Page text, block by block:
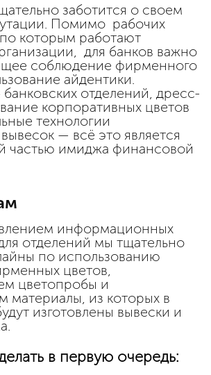
заботится о своем
Помимо рабочих
которым работают
для банков важно
соблюдение фирменного
айдентики.
отделений, дресс-
корпоративных цветов
технологии
— всё это является
частью имиджа финансовой
информационных
отделений мы тщательно
по использованию
цветов,
цветопробы и
материалы, из которых в
изготовлены вывески и
в первую очередь: